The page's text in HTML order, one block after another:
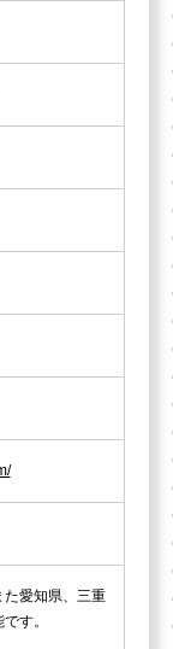
た愛知県、三重
す。